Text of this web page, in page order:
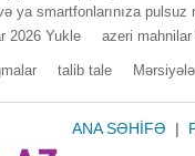
ya smartfonlarınıza
2026 Yukle azeri mahnilar
talib tale
ANA SƏHİFƏ |